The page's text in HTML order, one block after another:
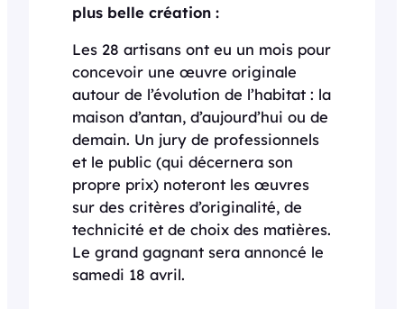
plus belle création :
Les 28 artisans ont eu un mois pour
concevoir une œuvre originale
autour de l’évolution de l’habitat : la
maison d’antan, d’aujourd’hui ou de
demain. Un jury de professionnels
et le public (qui décernera son
propre prix) noteront les œuvres
sur des critères d’originalité, de
technicité et de choix des matières.
Le grand gagnant sera annoncé le
samedi 18 avril.